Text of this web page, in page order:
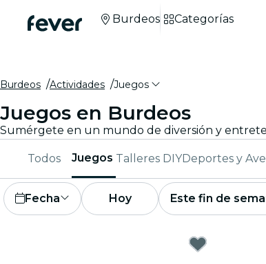
Burdeos Categorías
Burdeos Actividades Juegos
Juegos en Burdeos
Todos Juegos Talleres DIYDeportes y
Fecha Hoy Este fin de